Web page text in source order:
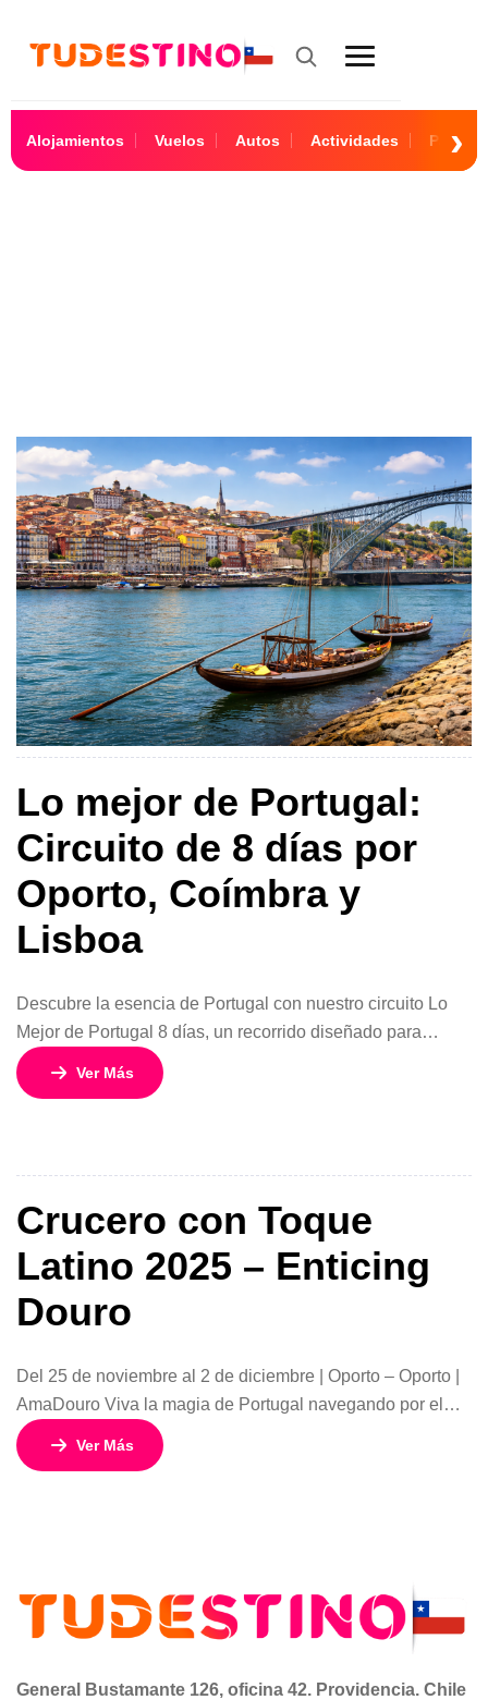
Alojamientos Vuelos Autos Actividades
Lo mejor de Portugal:
Circuito de 8 días por
Oporto, Coímbra y
Lisboa
Descubre la esencia de Portugal con nuestro circuito Lo
Mejor de Portugal 8 días, un recorrido diseñado para
sumergirte en la historia, la cultura y los paisajes más
emblemáticos del país. Con salidas garantizadas todos los
medievales, santuarios y […]
Ver Más
Crucero con Toque
Latino 2025 – Enticing
Douro
Del 25 de noviembre al 2 de diciembre | Oporto – Oporto |
AmaDouro Viva la magia de Portugal navegando por el
impresionante río Duero con el Crucero con Toque Latino
2025 – Enticing Douro, un viaje de 7 noches que combina
Ver Más
General Bustamante 126, oficina 42. Providencia. Chile